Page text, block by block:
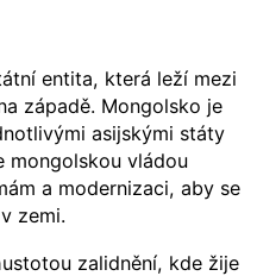
entita, která leží mezi
západě. Mongolsko je
asijskými státy
mongolskou vládou
a modernizaci, aby se
zemi.
zalidnění, kde žije